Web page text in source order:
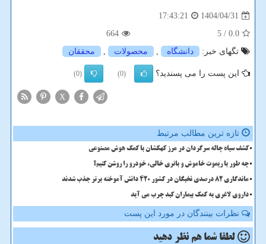
1404/04/31
17:43:21
0.0
/ 5
664
تگهای خبر:
دانشگاه , محصولات , محققان
این پست را می پسندید؟ (0)
(0)
X
تازه ترین مطالب مرتبط
کشف سیاه چاله سرگردان در مرز کهکشان با کمک هوش مصنوعی
چه طور با ریموت خاموش و باتری خالی، خودرو را روشن کنیم؟
ماندگاری 82 درصدی نخبگان در کشور 420 دانش آموخته برتر جذب شدند
داروی لاغری به کمک بیماران کبد چرب می آید
نظرات بینندگان در مورد این پست
لطفا شما هم نظر دهید